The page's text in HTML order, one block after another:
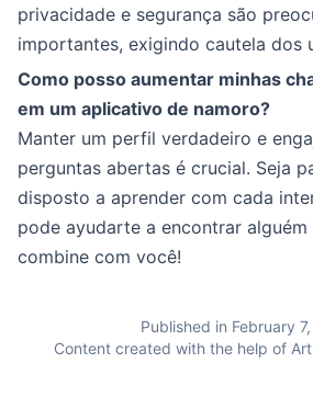
privacidade e segurança são
importantes, exigindo cautela dos
Como posso aumentar minhas
em um aplicativo de namoro?
Manter um perfil verdadeiro e
perguntas abertas é crucial. Seja
disposto a aprender com cada
pode ayudarte a encontrar alguém
combine com você!
Published in February
Content created with the help of